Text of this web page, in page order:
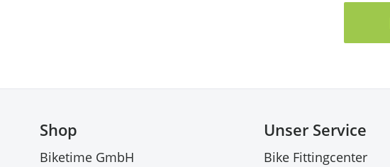
Shop
Biketime GmbH
Unser Service
Bike Fittingcenter